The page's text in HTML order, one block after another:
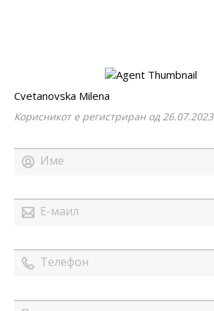
Cvetanovska Milena
Корисникот е регистриран од 26.07.2023